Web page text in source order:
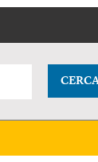
CERCA